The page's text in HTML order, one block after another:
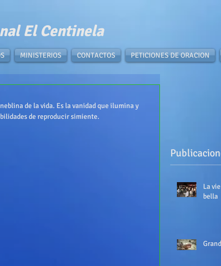
El Centinela​
MINISTERIOS CONTACTOS PETICIONES DE ORACION
de la vida. Es la vanidad que ilumina y
de reproducir simiente.
La
bella